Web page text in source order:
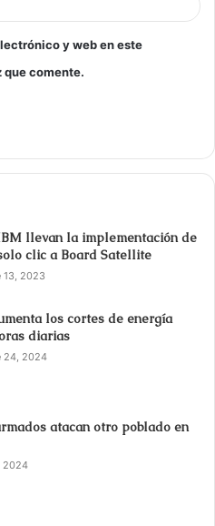
y web en este
que comente.
llevan la implementación de
clic a Board Satellite
13, 2023
los cortes de energía
diarias
24, 2024
atacan otro poblado en
2024